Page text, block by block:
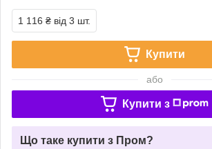
1 116 ₴ від 3 шт.
Купити
або
Купити з
Що таке купити з Пром?